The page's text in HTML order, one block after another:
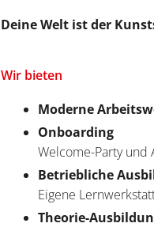
Deine Welt ist der
Wir bieten
Moderne
Onboarding
Welcome-Party und
Betriebliche
Eigene
Theorie-